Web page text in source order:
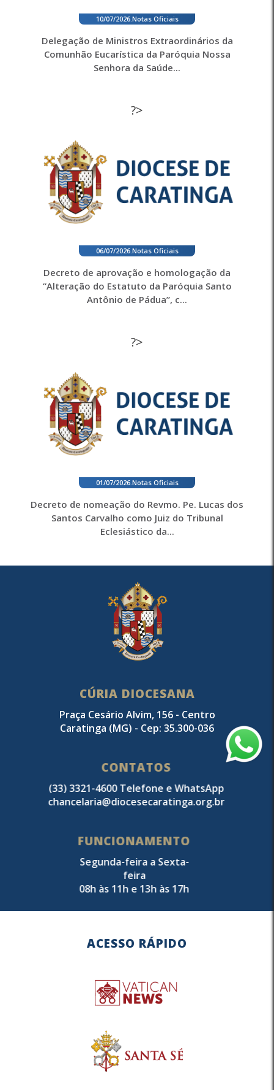
10/07/2026. Notas Oficiais
Delegação de Ministros Extraordinários da
Comunhão Eucarística da Paróquia Nossa
Senhora da Saúde...
?>
06/07/2026. Notas Oficiais
Decreto de aprovação e homologação da
“Alteração do Estatuto da Paróquia Santo
Antônio de Pádua”, c...
?>
01/07/2026. Notas Oficiais
Decreto de nomeação do Revmo. Pe. Lucas dos
Santos Carvalho como Juiz do Tribunal
Eclesiástico da...
CÚRIA DIOCESANA
Praça Cesário Alvim, 156 - Centro
Caratinga (MG) - Cep: 35.300-036
CONTATOS
(33) 3321-4600 Telefone e WhatsApp
chancelaria@diocesecaratinga.org.br
FUNCIONAMENTO
Segunda-feira a Sexta-
feira
08h às 11h e 13h às 17h
ACESSO RÁPIDO